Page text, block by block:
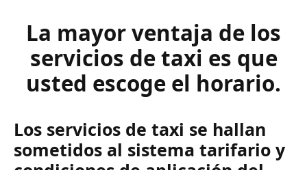
La mayor ventaja de los
servicios de taxi es que
usted escoge el horario.
Los servicios de taxi se hallan
sometidos al sistema tarifario y